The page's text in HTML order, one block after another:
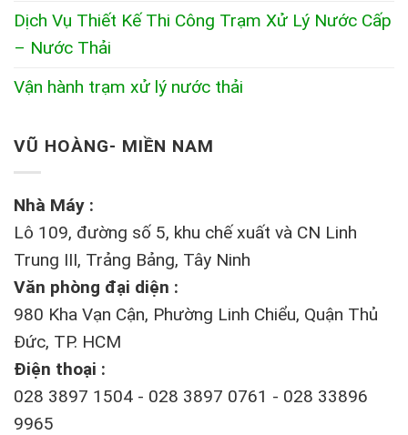
Dịch Vụ Thiết Kế Thi Công Trạm Xử Lý Nước Cấp
– Nước Thải
Vận hành trạm xử lý nước thải
VŨ HOÀNG- MIỀN NAM
Nhà Máy :
Lô 109, đường số 5, khu chế xuất và CN Linh
Trung III, Trảng Bảng, Tây Ninh
Văn phòng đại diện :
980 Kha Vạn Cận, Phường Linh Chiểu, Quận Thủ
Đức, TP. HCM
Điện thoại :
028 3897 1504 - 028 3897 0761 - 028 33896
9965